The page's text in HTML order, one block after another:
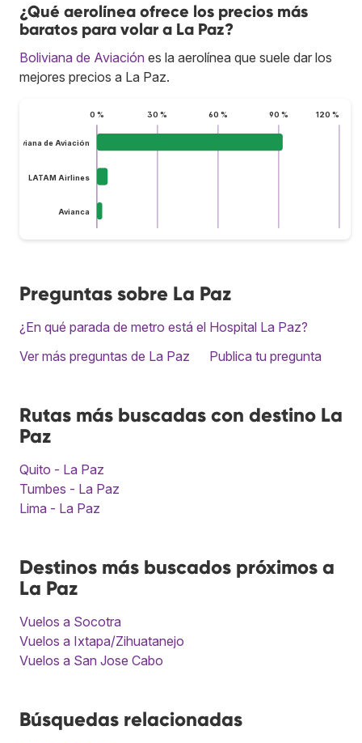
¿Qué aerolínea ofrece los precios más
baratos para volar a La Paz?
Boliviana de Aviación es la aerolínea que suele dar los
mejores precios a La Paz.
0 % 30 % 60 % 90 % 120 %
Boliviana de Aviación
LATAM Airlines
Avianca
Preguntas sobre La Paz
¿En qué parada de metro está el Hospital La Paz?
Ver más preguntas de La Paz
Publica tu pregunta
Rutas más buscadas con destino La
Paz
Quito - La Paz
Tumbes - La Paz
Lima - La Paz
Destinos más buscados próximos a
La Paz
Vuelos a Socotra
Vuelos a Ixtapa/Zihuatanejo
Vuelos a San Jose Cabo
Búsquedas relacionadas